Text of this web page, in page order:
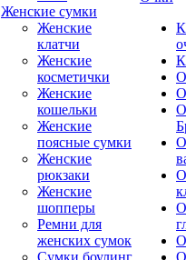
Женские сумки
Женские
клатчи
Женские
косметички
Женские
кошельки
Женские
поясные сумки
Женские
рюкзаки
Женские
шопперы
Ремни для
женских сумок
Сумки боулинг